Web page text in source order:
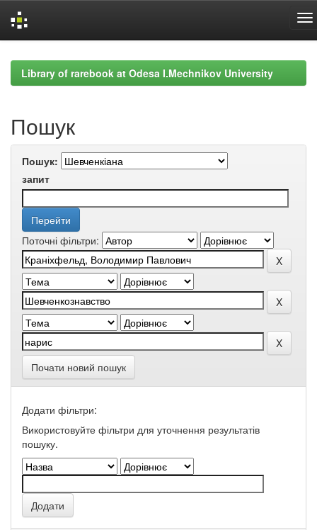
navigationLibrary of rarebook at Odesa I.Mechnikov University
Пошук
Пошук:
запит
Поточні фільтри:
Почати новий пошук
Додати фільтри:
Використовуйте фільтри для уточнення результатів
пошуку.